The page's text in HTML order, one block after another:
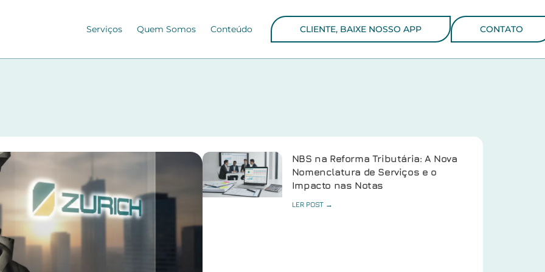
Serviços Quem Somos Conteúdo CLIENTE, BAIXE NOSSO APP CONTATO
NBS na Reforma Tributária: A Nova
Nomenclatura de Serviços e o
Impacto nas Notas
LER POST →